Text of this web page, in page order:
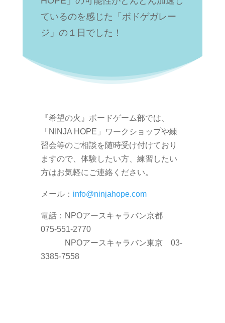
ているのを感じた「ボドゲガレー
ジ」の１日でした！
『希望の火』ボードゲーム部では、
「NINJA HOPE」ワークショップや練
習会等のご相談を随時受け付けており
ますので、体験したい方、練習したい
方はお気軽にご連絡ください。
メール： info@ninjahope.com
電話：NPOアースキャラバン京都
075-551-2770
NPOアースキャラバン東京 03-
3385-7558